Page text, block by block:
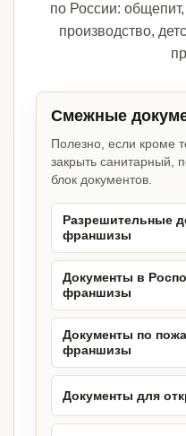
по России: общепит,
производство,
Смежные
Полезно, если кроме
закрыть санитарный,
блок документов.
Разрешительные
франшизы
Документы в
франшизы
Документы по
франшизы
Документы для